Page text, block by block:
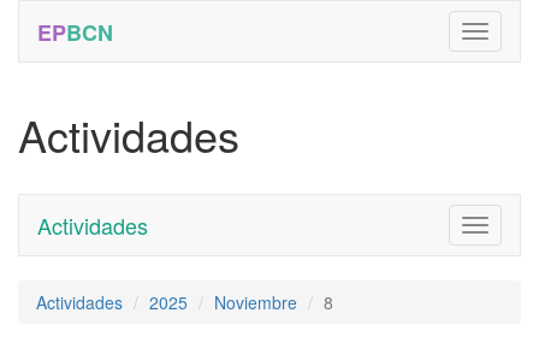
EPBCN
Actividades
Toggle
Actividades
Actividades 2025 Noviembre 8